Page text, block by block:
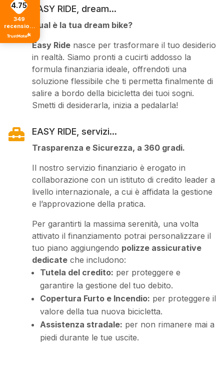
 EASY RIDE, dream...
Qual è la tua dream bike?
Easy Ridenasce per trasformare il tuo desiderio
in realtà. Siamo pronti a cucirti addosso la
formula finanziaria ideale, offrendoti una
soluzione flessibile che ti permetta finalmente di
salire a bordo della bicicletta dei tuoi sogni.
Smetti di desiderarla, inizia a pedalarla!
 EASY RIDE, servizi...
Trasparenza e Sicurezza, a 360 gradi.
Il nostro servizio finanziario è erogato in
collaborazione con un istituto di credito leader a
livello internazionale, a cui è affidata la gestione
e l’approvazione della pratica.
Per garantirti la massima serenità, una volta
attivato il finanziamento potrai personalizzare il
tuo piano aggiungendo polizze assicurative
dedicateche includono:
Tutela del credito: per proteggere e
garantire la gestione del tuo debito.
Copertura Furto e Incendio: per proteggere il
valore della tua nuova bicicletta.
Assistenza stradale: per non rimanere mai a
piedi durante le tue uscite.
4.75
349
recensioni
di tutti i
tempi